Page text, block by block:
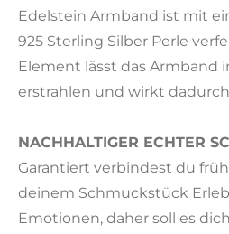
Edelstein Armband ist mit
925 Sterling Silber Perle
Element lässt das Armband
erstrahlen und wirkt
NACHHALTIGER ECHTER
Garantiert verbindest du
deinem Schmuckstück
Emotionen, daher soll es